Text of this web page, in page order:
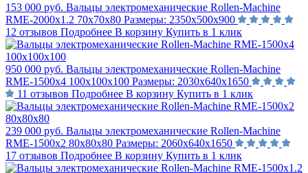
153 000 руб. Вальцы электромеханические Rollen-Machine
RME-2000х1.2 70х70х80 Размеры: 2350х500х900
12 отзывов Подробнее В корзину Купить в 1 клик
950 000 руб. Вальцы электромеханические Rollen-Machine
RME-1500х4 100х100х100 Размеры: 2030х640х1650
11 отзывов Подробнее В корзину Купить в 1 клик
239 000 руб. Вальцы электромеханические Rollen-Machine
RME-1500х2 80х80х80 Размеры: 2060х640х1650
17 отзывов Подробнее В корзину Купить в 1 клик